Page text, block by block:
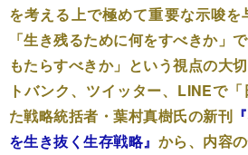
を考える上で極めて重要な示唆を
「生き残るために何をすべきか」
もたらすべきか」という視点の大
トバンク、ツイッター、LINEで
た戦略統括者・葉村真樹氏の新刊
を生き抜く生存戦略』 から、内容